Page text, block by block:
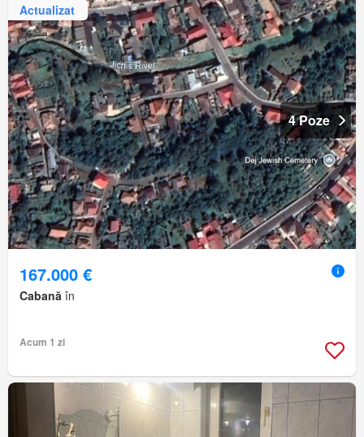
Actualizat
4 Poze
167.000 €
Cabană în
Acum 1 zi